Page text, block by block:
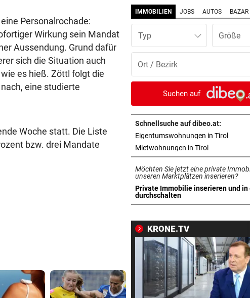
Personalrochade:
Wirkung sein Mandat
Aussendung. Grund dafür
sich die Situation auch
es hieß. Zöttl folgt die
eine studierte
Woche statt. Die Liste
bzw. drei Mandate
MIT BOJE GEFUNDEN
Pensionistin starb beim
Schwimmen im Wallersee
FRÜCHTL „NEUER ZWEIER“
Red Bull Salzburg hat neuen
Tormann gefunden
AM WEG ZUR WILDSPITZE
Bergsteiger stürzte 20
Gletscherspalte ab
CLOUD, KI & DATEN:
Wem gehört Österreichs
Zukunft?
FÖHRENWALD IN FLAMMEN
500 Helfer kämpfen bei
BEI RONALDINHO-BESUCH
Nächster Brasilien-Star
den Wörthersee
DANK MEGA-ABLÖSE
IMMOBILIEN JOBS AUTOS BAZAR
Typ
Suchen auf
Schnellsuche auf dibeo.at:
Eigentumswohnungen in Tirolin
Mietwohnungen in Tirolin neuem Tab
Möchten Sie jetzt eine private
unseren Marktplätzen inserieren?
Private Immobilie inserieren und in
durchschalten
in neuem Tab öffnen
KRONE.TV